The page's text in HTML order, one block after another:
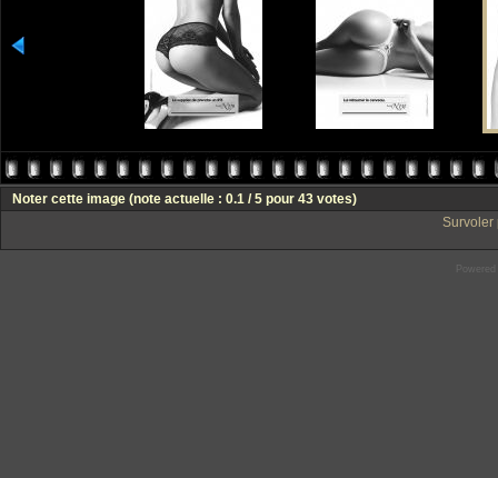
Noter cette image (note actuelle : 0.1 / 5 pour 43 votes)
Survoler